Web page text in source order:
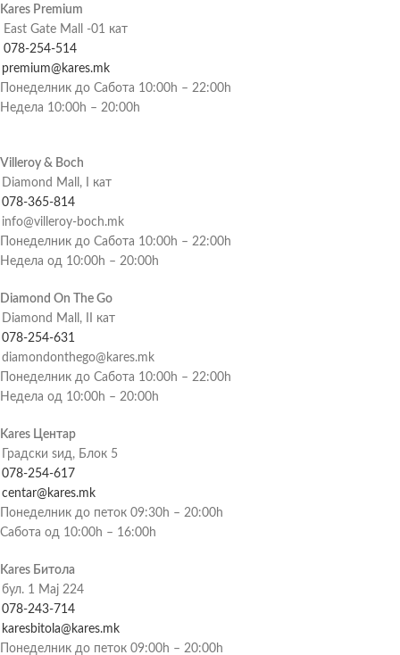
Kares Premium
East Gate Mall -01 кат
078-254-514
premium@kares.mk
Понеделник до Сабота 10:00h – 22:00h
Недела 10:00h – 20:00h
Villeroy & Boch
Diamond Mall, I кат
078-365-814
info@villeroy-boch.mk
Понеделник до Сабота 10:00h – 22:00h
Недела од 10:00h – 20:00h
Diamond On The Go
Diamond Mall, II кат
078-254-631
diamondonthego@kares.mk
Понеделник до Сабота 10:00h – 22:00h
Недела од 10:00h – 20:00h
Kares Центар
Градски ѕид, Блок 5
078-254-617
centar@kares.mk
Понеделник до петок 09:30h – 20:00h
Сабота од 10:00h – 16:00h
Kares Битола
бул. 1 Мај 224
078-243-714
karesbitola@kares.mk
Понеделник до петок 09:00h – 20:00h